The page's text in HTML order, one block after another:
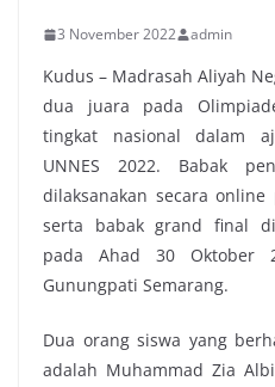
3 November 2022 admin
Kudus – Madrasah Aliyah
dua juara pada
tingkat nasional dalam
UNNES 2022. Babak
dilaksanakan secara
serta babak grand final
pada Ahad 30 Oktober
Gunungpati Semarang.
Dua orang siswa yang
adalah Muhammad Zia